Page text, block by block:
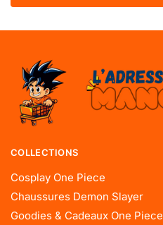
COLLECTIONS
Cosplay One Piece
Chaussures Demon Slayer
Goodies & Cadeaux One Piece